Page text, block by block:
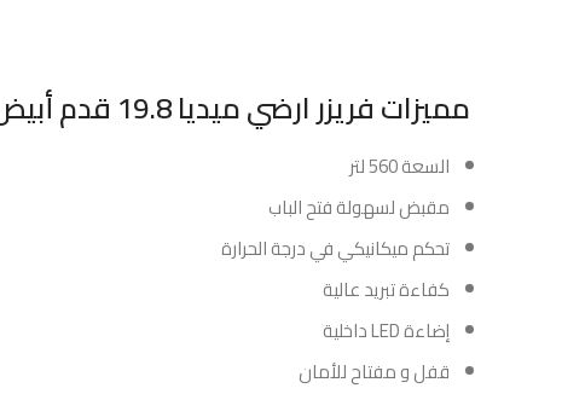
مميزات فريزر ارضي ميديا 19.8 قدم أبيض :
السعة 560 لتر
مقبض لسهولة فتح الباب
تحكم ميكانيكي في درجة الحرارة
كفاءة تبريد عالية
إضاءة LED داخلية
قفل و مفتاح للأمان